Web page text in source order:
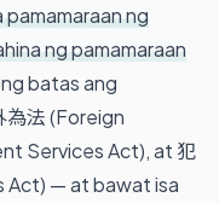
pamamaraan ng
ng pamamaraan
batas ang
法 (Foreign
Services Act), at 犯
Act) — at bawat isa